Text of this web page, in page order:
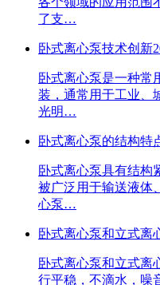
了支…
卧式离心泵技术创新
卧式离心泵是一种常
装，通常用于工业、
光明…
卧式离心泵的结构特
卧式离心泵具有结构
被广泛用于输送液体
心泵…
卧式离心泵和立式离
卧式离心泵和立式离
行平稳，不滴水，噪